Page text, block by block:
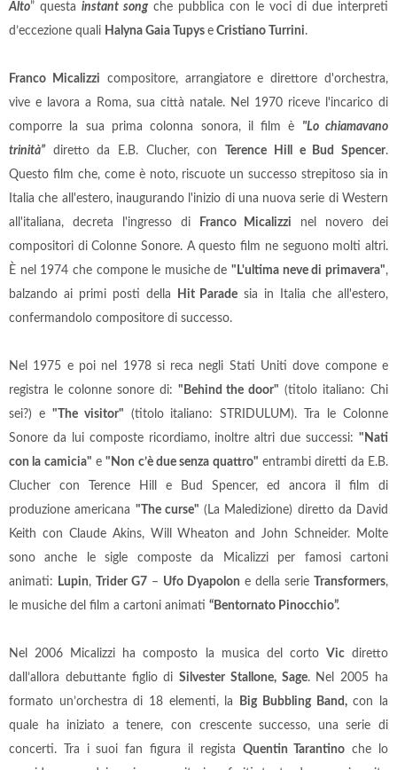
Alto” questa instant song che pubblica con le voci di due interpreti
d’eccezione quali Halyna Gaia Tupys e Cristiano Turrini.
Franco Micalizzi compositore, arrangiatore e direttore d'orchestra,
vive e lavora a Roma, sua città natale. Nel 1970 riceve l'incarico di
comporre la sua prima colonna sonora, il film è "Lo chiamavano
trinità” diretto da E.B. Clucher, con Terence Hill e Bud Spencer.
Questo film che, come è noto, riscuote un successo strepitoso sia in
Italia che all'estero, inaugurando l'inizio di una nuova serie di Western
all'italiana, decreta l'ingresso di
Franco Micalizzi nel novero dei
compositori di Colonne Sonore. A questo film ne seguono molti altri.
È nel 1974 che compone le musiche de"L'ultima neve di primavera",
balzando ai primi posti della
Hit Parade sia in Italia che all'estero,
confermandolo compositore di successo.
Nel 1975 e poi nel 1978 si reca negli Stati Uniti dove compone e
registra le colonne sonore di: "Behind the door" (titolo italiano: Chi
sei?) e "The visitor" (titolo italiano: STRIDULUM). Tra le Colonne
Sonore da lui composte ricordiamo, inoltre altri due successi: "Nati
con la camicia" e"Non c’è due senza quattro" entrambi diretti da E.B.
Clucher con Terence Hill e Bud Spencer, ed ancora il film di
produzione americana "The curse" (La Maledizione) diretto da David
Keith con Claude Akins, Will Wheaton and John Schneider. Molte
sono anche le sigle composte da Micalizzi per famosi cartoni
animati:
Lupin, Trider G7 – Ufo Dyapolon e della serie Transformers,
le musiche del film a cartoni animati “Bentornato Pinocchio”.
Nel 2006 Micalizzi ha composto la musica del corto Vicdiretto
dall’allora debuttante figlio diSilvester Stallone, Sage. Nel 2005 ha
formato un’orchestra di 18 elementi, la
Big Bubbling Band,con la
quale ha iniziato a tenere, con crescente successo, una serie di
concerti. Tra i suoi fan figura il regista Quentin Tarantino che lo